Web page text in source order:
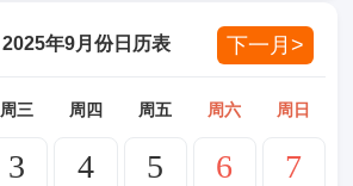
2025年9月份日历表 下一月>
周三 周四 周五 周六 周日
3 4 5 6 7